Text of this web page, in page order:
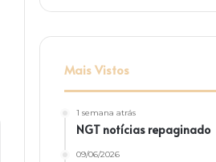
Mais Vistos
1 semana atrás
NGT notícias repaginado
09/06/2026